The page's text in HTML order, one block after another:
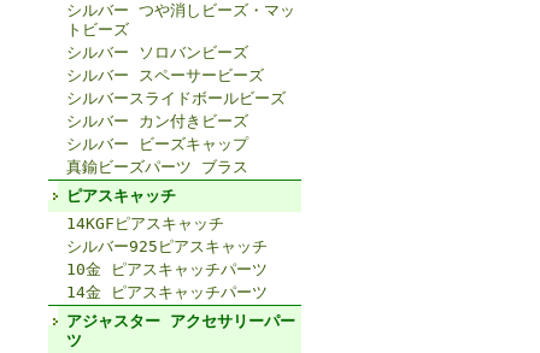
シルバー つや消しビーズ・マッ
トビーズ
シルバー ソロバンビーズ
シルバー スペーサービーズ
シルバースライドボールビーズ
シルバー カン付きビーズ
シルバー ビーズキャップ
真鍮ビーズパーツ ブラス
ピアスキャッチ
14KGFピアスキャッチ
シルバー925ピアスキャッチ
10金 ピアスキャッチパーツ
14金 ピアスキャッチパーツ
アジャスター アクセサリーパー
ツ